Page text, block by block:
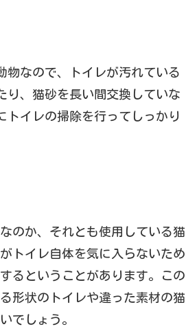
物なので、トイレが汚れている
り、猫砂を長い間交換していな
トイレの掃除を行ってしっかり
のか、それとも使用している猫
トイレ自体を気に入らないため
るということがあります。この
形状のトイレや違った素材の猫
でしょう。